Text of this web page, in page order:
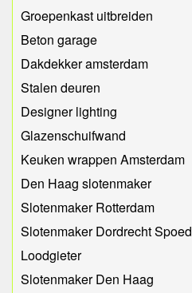
Groepenkast uitbreiden
Beton garage
Dakdekker amsterdam
Stalen deuren
Designer lighting
Glazenschuifwand
Keuken wrappen Amsterdam
Den Haag slotenmaker
Slotenmaker Rotterdam
Slotenmaker Dordrecht Spoed
Loodgieter
Slotenmaker Den Haag